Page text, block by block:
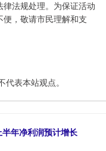
法规处理。为保证活动
，敬请市民理解和支
表本站观点。
年净利润预计增长